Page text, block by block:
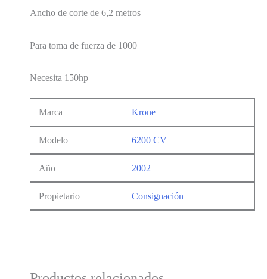
Ancho de corte de 6,2 metros
Para toma de fuerza de 1000
Necesita 150hp
Marca Krone
Modelo 6200 CV
Año 2002
Propietario Consignación